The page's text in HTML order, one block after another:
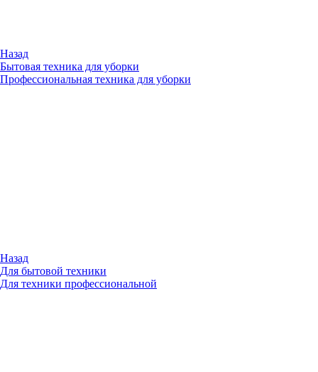
Назад
Бытовая техника для уборки
Профессиональная техника для уборки
Назад
Для бытовой техники
Для техники профессиональной